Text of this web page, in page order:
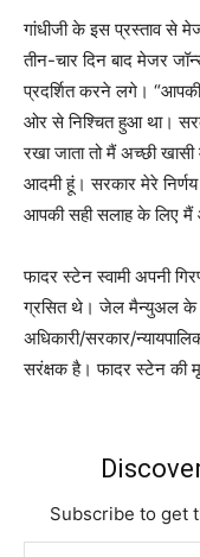
गांधीजी के इस प्रस्ताव से
तीन-चार दिन बाद मेजर
प्रदर्शित करने लगे।
ओर से निश्चित हुआ था।
रखा जाता तो मैं अच्छी
आदमी हूं। सरकार मेरे निर्णय
आपकी सही सलाह के लिए मैं
फादर स्टेन स्वामी अपनी
ग्रसित थे। जेल मैन्युअल के
अधिकारी/सरकार/
सरंक्षक है। फादर स्टेन की
Subscribe to get
Type your email…